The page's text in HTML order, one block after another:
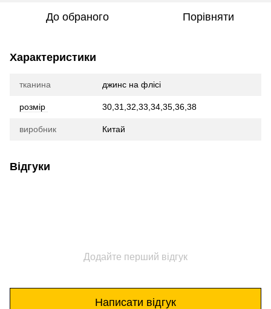
До обраного Порівняти
Характеристики
тканина джинс на флісі
розмір 30,31,32,33,34,35,36,38
виробник Китай
Відгуки
Додайте перший відгук
Написати відгук